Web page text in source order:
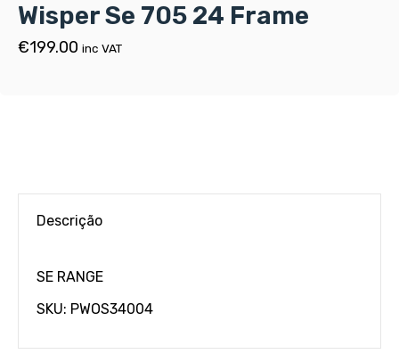
Wisper Se 705 24 Frame
€199.00 inc VAT
Descrição
SE RANGE
SKU: PWOS34004